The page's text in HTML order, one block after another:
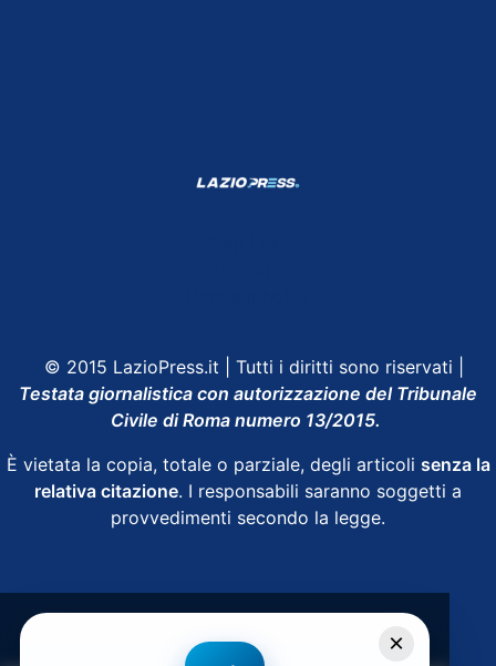
© 2015 LazioPress.it | Tutti i diritti sono riservati |
Testata giornalistica con autorizzazione del Tribunale
Civile di Roma numero 13/2015.
È vietata la copia, totale o parziale, degli articoli senza la
relativa citazione. I responsabili saranno soggetti a
provvedimenti secondo la legge.
×